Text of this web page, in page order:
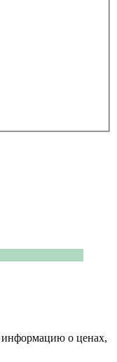
информацию о ценах,